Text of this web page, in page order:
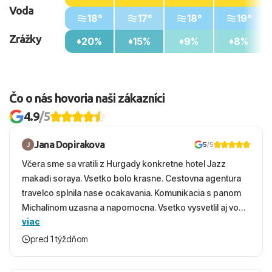
Voda
Zrážky
18°
20%
17°
15%
18°
9%
19°
8%
Čo o nás hovoria naši zákazníci
4.9/5
Jana Dopirakova 5/5
Včera sme sa vratili z Hurgady konkretne hotel Jazz
makadi soraya. Vsetko bolo krasne. Cestovna agentura
travelco splnila nase ocakavania. Komunikacia s panom
Michalinom uzasna a napomocna. Vsetko vysvetlil aj vo
vecernych hodinach zaco sa ospravedlnujem. Hotel
krasny, cisty. Sluzby top. Strava, prostredie, more,
viac
pred 1 týždňom